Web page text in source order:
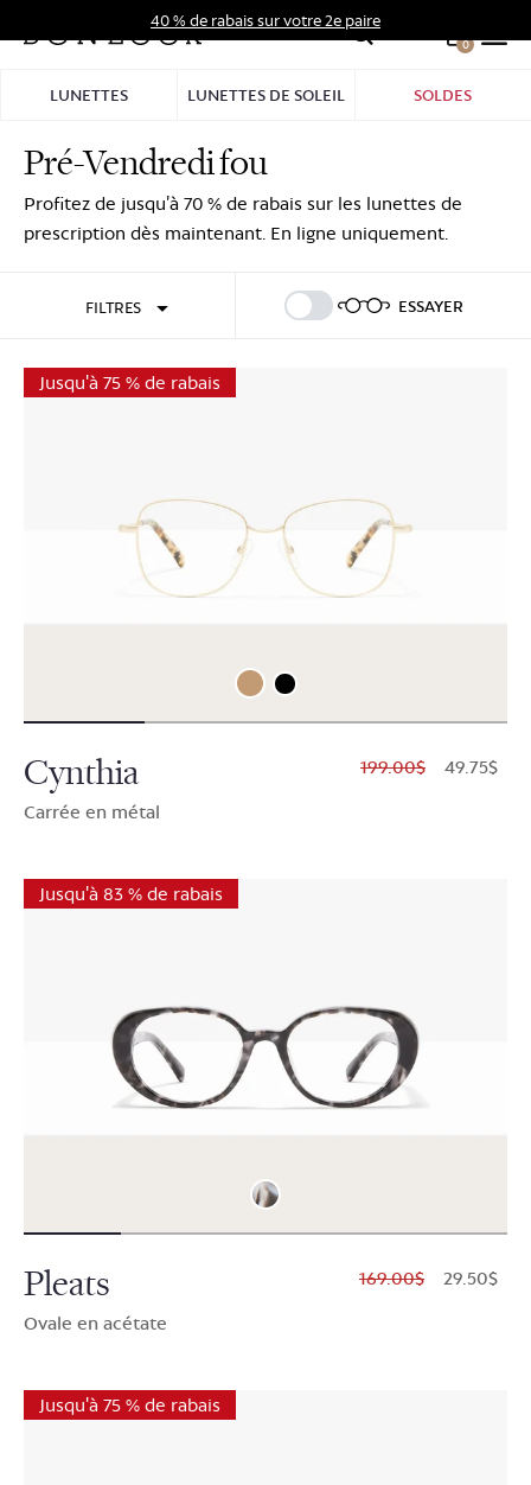
au
40 % de rabais sur votre 2e paire
0
LUNETTES LUNETTES DE SOLEIL SOLDES
Pré-Vendredi fou
Profitez de jusqu’à 70 % de rabais sur les lunettes de
prescription dès maintenant. En ligne uniquement.
FILTRES ESSAYER
Jusqu'à 75 % de rabais
Cynthia
Carrée en métal
$199.00 $49.75
Jusqu'à 83 % de rabais
Pleats
Ovale en acétate
$169.00 $29.50
Jusqu'à 75 % de rabais
connecter S'inscrire